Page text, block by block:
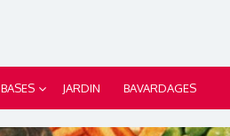
BASES JARDIN BAVARDAGES